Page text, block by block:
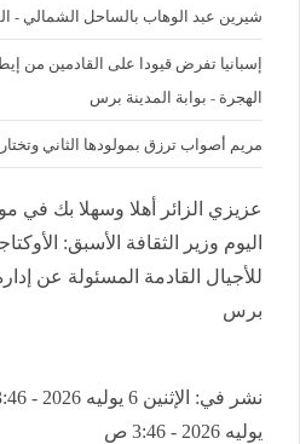
شيرين عبد الوهاب بالساحل الشمالي -
إسبانيا تفرض قيودا على القادمين من
الهجرة - بوابة المدينة برس
مريم أصواب ترزق بمولودها الثاني
عزيزي الزائر أهلا وسهلا بك في
اليوم وزير الثقافة الأسبق:
للأجيال القادمة المسئولة عن
برس
يوليه 2026 - 3:46 ص